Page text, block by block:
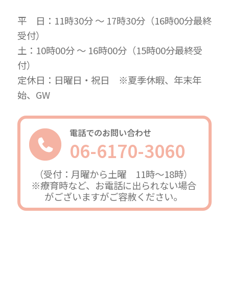
平 日：11時30分 ～ 17時30分（16時00分最終
受付）
土：10時00分 ～ 16時00分（15時00分最終受
付）
定休日：日曜日・祝日 ※夏季休暇、年末年
始、GW
電話でのお問い合わせ
06-6170-3060
（受付：月曜から土曜 11時～18時）
※療育時など、お電話に出られない場合
がございますがご容赦ください。